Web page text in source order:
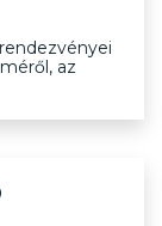
az